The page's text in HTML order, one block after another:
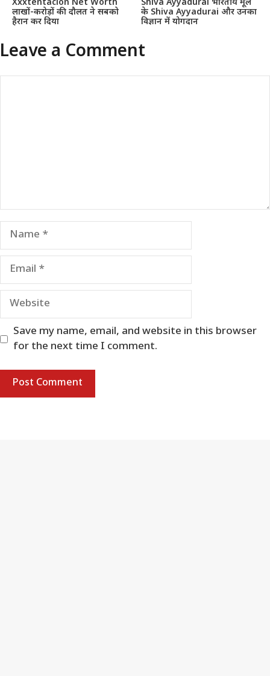
Xxxtentacion Net Worth
लाखों-करोड़ों की दौलत ने सबको
हैरान कर दिया
Shiva Ayyadurai भारतीय मूल
के Shiva Ayyadurai और उनका
विज्ञान में योगदान
Leave a Comment
Name
Email
Website
Save my name, email, and website in this browser
for the next time I comment.